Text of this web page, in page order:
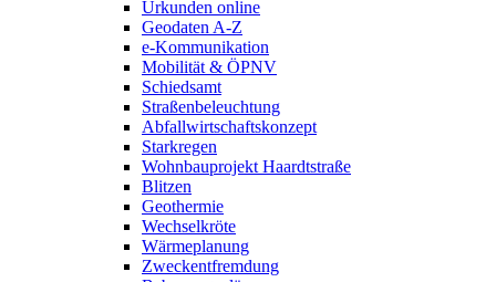
Urkunden online
Geodaten A-Z
e-Kommunikation
Mobilität & ÖPNV
Schiedsamt
Straßenbeleuchtung
Abfallwirtschaftskonzept
Starkregen
Wohnbauprojekt Haardtstraße
Blitzen
Geothermie
Wechselkröte
Wärmeplanung
Zweckentfremdung